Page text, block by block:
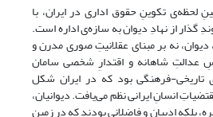
لحظه‌ی تکوینِ حقوق اداری در ایران، با
گذار از نهادِ دیوان به سازه‌ی اداره است.
نه بر مبنای عقلانیتِ صوری مدرن و
عدالتِ شاهانه و اقتدارِ شخصی سامان
تاریخی-فرهنگی بود که در ایران شکل
انسانِ ایرانی نظم می‌یافت. دیوانیان،
بلکه ادیبان و فاضلانی بودند که در زمین